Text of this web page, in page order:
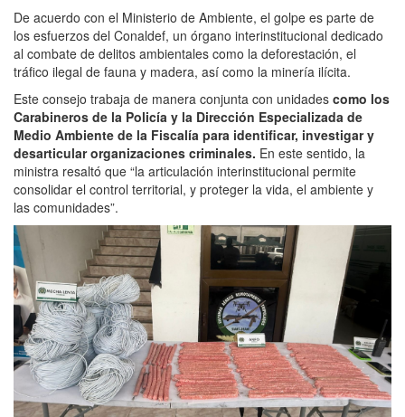
De acuerdo con el Ministerio de Ambiente, el golpe es parte de
los esfuerzos del Conaldef, un órgano interinstitucional dedicado
al combate de delitos ambientales como la deforestación, el
tráfico ilegal de fauna y madera, así como la minería ilícita.
Este consejo trabaja de manera conjunta con unidades como los
Carabineros de la Policía y la Dirección Especializada de
Medio Ambiente de la Fiscalía para identificar, investigar y
desarticular organizaciones criminales. En este sentido, la
ministra resaltó que “la articulación interinstitucional permite
consolidar el control territorial, y proteger la vida, el ambiente y
las comunidades”.